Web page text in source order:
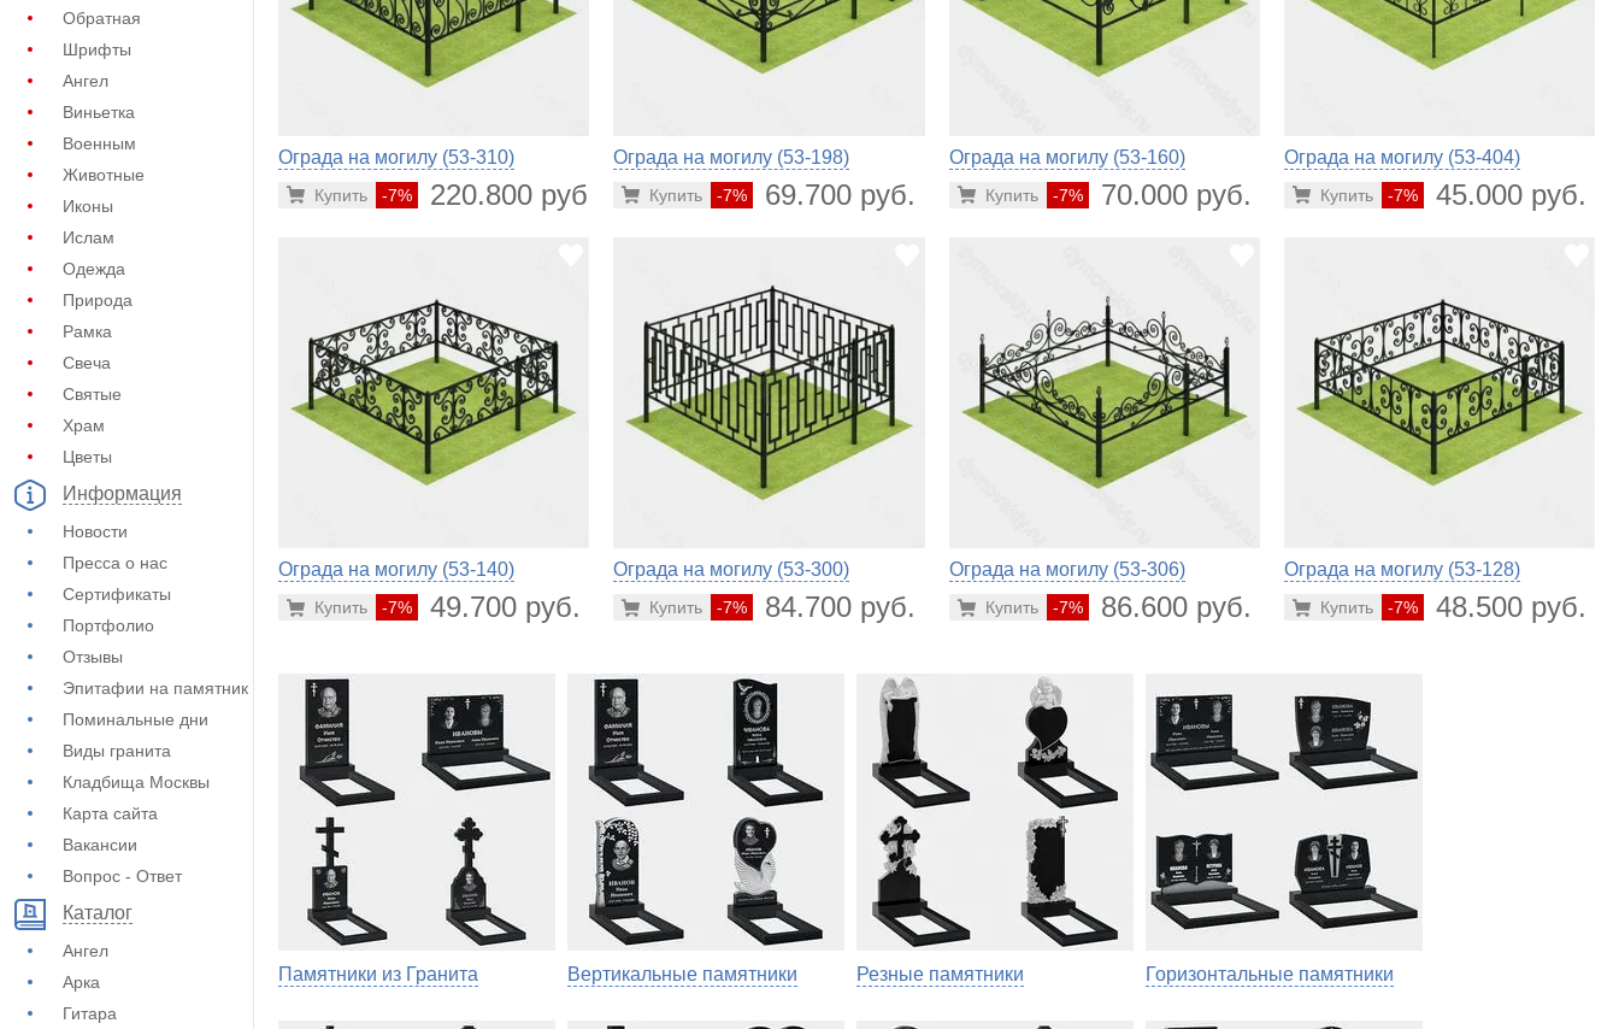
Обратная
Шрифты
Ангел
Виньетка
Военным
Животные
Иконы
Ислам
Одежда
Природа
Рамка
Свеча
Святые
Храм
Цветы
Информация
Новости
Пресса о нас
Сертификаты
Портфолио
Отзывы
Эпитафии на памятник
Поминальные дни
Виды гранита
Кладбища Москвы
Карта сайта
Вакансии
Вопрос - Ответ
Каталог
Ангел
Арка
Гитара
Ограда на могилу (53-310)
-7% 220.800 руб.
Купить
Ограда на могилу (53-198)
-7% 69.700 руб.
Купить
Ограда на могилу (53-160)
-7% 70.000 руб.
Купить
Ограда на могилу (53-404)
-7% 45.000 руб.
Купить
Ограда на могилу (53-140)
-7% 49.700 руб.
Купить
Ограда на могилу (53-300)
-7% 84.700 руб.
Купить
Ограда на могилу (53-306)
-7% 86.600 руб.
Купить
Ограда на могилу (53-128)
-7% 48.500 руб.
Купить
Памятники из Гранита Вертикальные памятники Резные памятники Горизонтальные памятники